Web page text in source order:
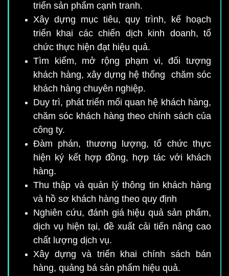
triển sản phẩm cạnh tranh.
Xây dựng mục tiêu, quy trình, kế hoạch
triển khai các chiến dịch kinh doanh, tổ
chức thực hiện đạt hiệu quả.
Tìm kiếm, mở rộng phạm vi, đối tượng
khách hàng, xây dựng hệ thống chăm sóc
khách hàng chuyên nghiệp.
Duy trì, phát triển mối quan hệ khách hàng,
chăm sóc khách hàng theo chính sách của
công ty.
Đàm phán, thương lượng, tổ chức thực
hiện ký kết hợp đồng, hợp tác với khách
hàng.
Thu thập và quản lý thông tin khách hàng
và hồ sơ khách hàng theo quy định
Nghiên cứu, đánh giá hiệu quả sản phẩm,
dịch vụ hiện tại, đề xuất cải tiến nâng cao
chất lượng dịch vụ.
Xây dựng và triển khai chính sách bán
hàng, quảng bá sản phẩm hiệu quả.